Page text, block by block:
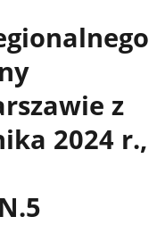
z
2024 r.,